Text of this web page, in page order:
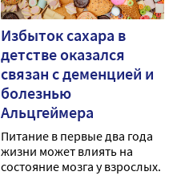
Избыток сахара в
детстве оказался
связан с деменцией и
болезнью
Альцгеймера
Питание в первые два года
жизни может влиять на
состояние мозга у взрослых.